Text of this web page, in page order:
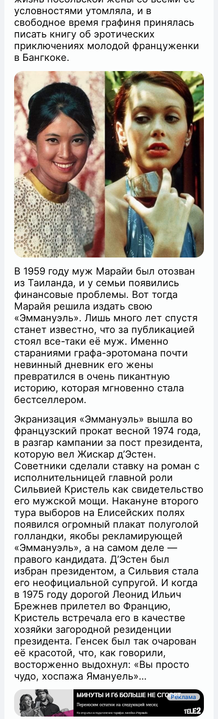
условностями утомляла, и в
свободное время графиня принялась
писать книгу об эротических
приключениях молодой француженки
в Бангкоке.
В 1959 году муж Марайи был отозван
из Таиланда, и у семьи появились
финансовые проблемы. Вот тогда
Марайя решила издать свою
«Эммануэль». Лишь много лет спустя
станет известно, что за публикацией
стоял все-таки её муж. Именно
стараниями графа-эротомана почти
невинный дневник его жены
превратился в очень пикантную
историю, которая мгновенно стала
бестселлером.
Экранизация «Эммануэль» вышла во
французский прокат весной 1974 года,
в разгар кампании за пост президента,
которую вел Жискар д’Эстен.
Советники сделали ставку на роман с
исполнительницей главной роли
Сильвией Кристель как свидетельство
его мужской мощи. Накануне второго
тура выборов на Елисейских полях
появился огромный плакат полуголой
голландки, якобы рекламирующей
«Эммануэль», а на самом деле —
правого кандидата. Д’Эстен был
избран президентом, а Сильвия стала
его неофициальной супругой. И когда
в 1975 году дорогой Леонид Ильич
Брежнев прилетел во Францию,
Кристель встречала его в качестве
хозяйки загородной резиденции
президента. Генсек был так очарован
её красотой, что, как говорили,
восторженно выдохнул: «Вы просто
чудо, хоспажа Ямануель»…
Реклама